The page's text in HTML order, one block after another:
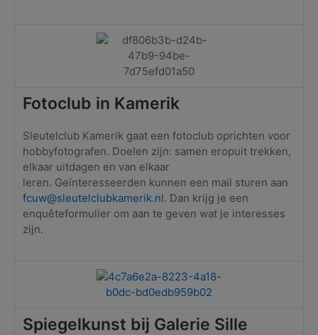
Fotoclub in Kamerik
Sleutelclub Kamerik gaat een fotoclub oprichten voor
hobbyfotografen. Doelen zijn: samen eropuit trekken,
elkaar uitdagen en van elkaar
leren. Geïnteresseerden kunnen een mail sturen aan
fcuw@sleutelclubkamerik.nl. Dan krijg je een
enquêteformulier om aan te geven wat je interesses
zijn.
Spiegelkunst bij Galerie Sille